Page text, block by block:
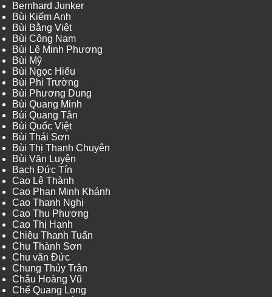
Bernhard Junker
Bùi Kiếm Anh
Bùi Bằng Việt
Bùi Công Nam
Bùi Lê Minh Phương
Bùi Mỹ
Bùi Ngọc Hiếu
Bùi Phi Trường
Bùi Phương Dung
Bùi Quang Minh
Bùi Quang Tân
Bùi Quốc Việt
Bùi Thái Sơn
Bùi Thị Thanh Chuyên
Bùi Văn Luyện
Bạch Đức Tín
Cao Lê Thành
Cao Phan Minh Khánh
Cao Thanh Nghị
Cao Thu Phương
Cao Thị Hạnh
Chiêu Thanh Tuấn
Chu Thành Sơn
Chu văn Đức
Chung Thủy Trân
Châu Hoàng Vũ
Chế Quang Long